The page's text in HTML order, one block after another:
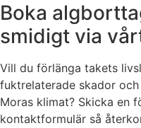
Boka
smidigt via
Vill du förlänga takets
fuktrelaterade skador
Moras klimat? Skicka en
kontaktformulär så